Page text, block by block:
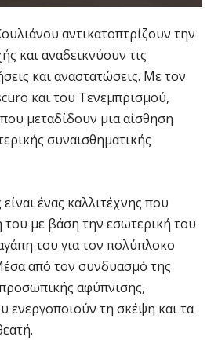
αντικατοπτρίζουν την
και αναδεικνύουν τις
και αναστατώσεις. Με τον
και του Tενεμπρισμού,
μεταδίδουν μια αίσθηση
συναισθηματικής
ένας καλλιτέχνης που
του με βάση την εσωτερική του
του για τον πολύπλοκο
από τον συνδυασμό της
αφύπνισης,
ενεργοποιούν τη σκέψη και τα